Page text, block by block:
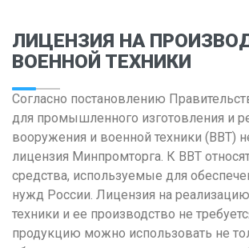
ЛИЦЕНЗИЯ НА
ВОЕННОЙ ТЕХНИКИ
Согласно постановлению
для промышленного изготовления и
вооружения и военной техники (ВВТ)
лицензия Минпромторга. К ВВТ
средства, используемые для
нужд России. Лицензия на
техники и ее производство не
продукцию можно использовать не
Иркутск
К
Казань
Калининград
Калуга
Кемерово
Киров
Краснодар